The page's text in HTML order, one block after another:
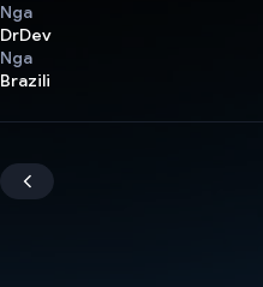
Nga
DrDev
Nga
Brazili